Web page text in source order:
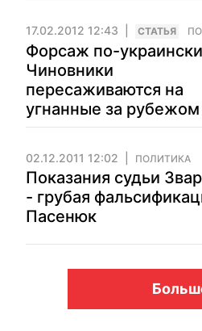
17.02.2012 12:43 CТАТЬЯ
Форсаж по-
Чиновники
пересаживаются на
угнанные за рубежом
02.12.2011 12:02 ПОЛИТИКА
Показания судьи
- грубая
Пасенюк